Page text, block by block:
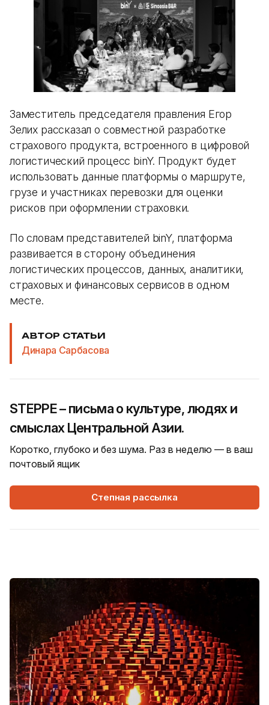
Заместитель председателя правления Егор
Зелих рассказал о совместной разработке
страхового продукта, встроенного в цифровой
логистический процесс binY. Продукт будет
использовать данные платформы о маршруте,
грузе и участниках перевозки для оценки
рисков при оформлении страховки.
По словам представителей binY, платформа
развивается в сторону объединения
логистических процессов, данных, аналитики,
страховых и финансовых сервисов в одном
месте.
АВТОР СТАТЬИ
Динара Сарбасова
STEPPE – письма о культуре, людях и
смыслах Центральной Азии.
Коротко, глубоко и без шума. Раз в неделю — в ваш
почтовый ящик
Степная рассылка